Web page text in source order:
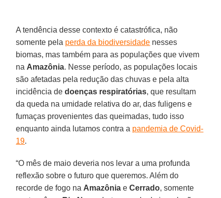
A tendência desse contexto é catastrófica, não
somente pela perda da biodiversidade nesses
biomas, mas também para as populações que vivem
na Amazônia. Nesse período, as populações locais
são afetadas pela redução das chuvas e pela alta
incidência dedoenças respiratórias, que resultam
da queda na umidade relativa do ar, das fuligens e
fumaças provenientes das queimadas, tudo isso
enquanto ainda lutamos contra a pandemia de Covid-
19.
“O mês de maio deveria nos levar a uma profunda
reflexão sobre o futuro que queremos. Além do
recorde de fogo na Amazônia eCerrado, somente